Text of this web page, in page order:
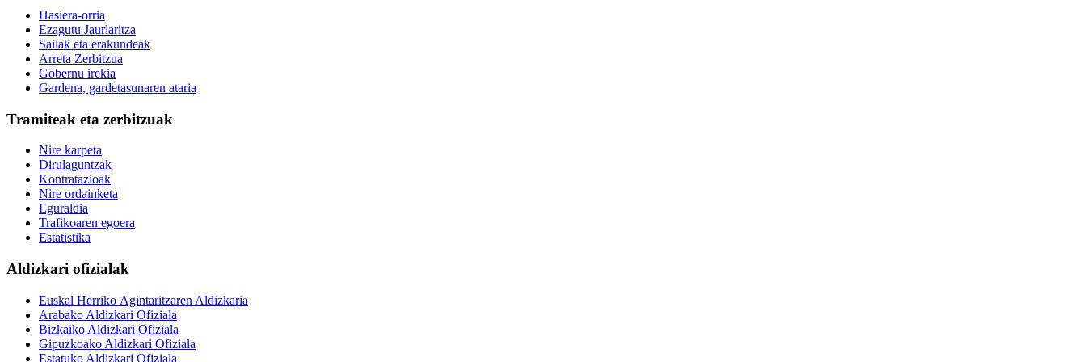
Hasiera-orria
Ezagutu Jaurlaritza
Sailak eta erakundeak
Arreta Zerbitzua
Gobernu irekia
Gardena, gardetasunaren ataria
Tramiteak eta zerbitzuak
Nire karpeta
Dirulaguntzak
Kontratazioak
Nire ordainketa
Eguraldia
Trafikoaren egoera
Estatistika
Aldizkari ofizialak
Euskal Herriko Agintaritzaren Aldizkaria
Arabako Aldizkari Ofiziala
Bizkaiko Aldizkari Ofiziala
Gipuzkoako Aldizkari Ofiziala
Estatuko Aldizkari Ofiziala